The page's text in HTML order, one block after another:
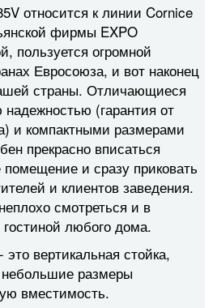
относится к линии Cornice
фирмы EXPO
пользуется огромной
Евросоюза, и вот наконец
страны. Отличающиеся
надежностью (гарантия от
и компактными размерами
прекрасно вписаться
и сразу приковать
и клиентов заведения.
смотреться и в
любого дома.
вертикальная стойка,
небольшие размеры
вместимость.